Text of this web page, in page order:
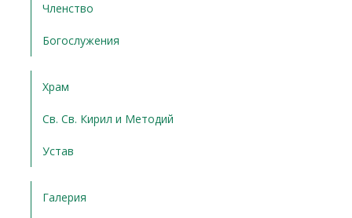
Членство
Богослужения
Храм
Св. Св. Кирил и Методий
Устав
Галерия